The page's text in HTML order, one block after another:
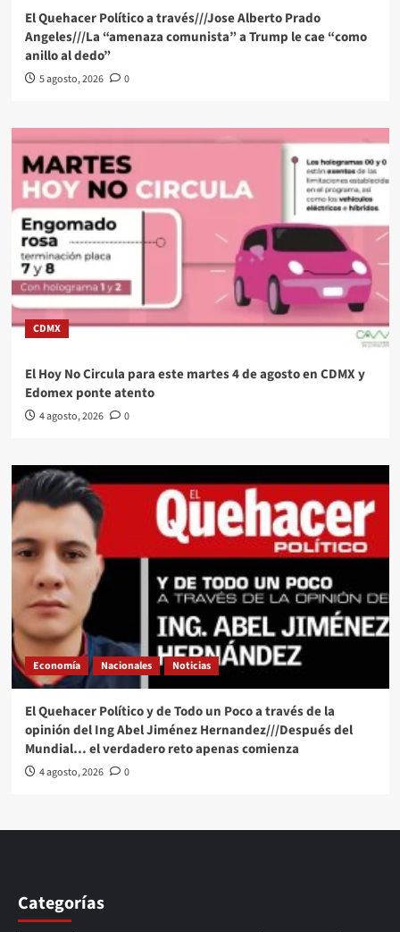
El Quehacer Político a través///Jose Alberto Prado
Angeles///La “amenaza comunista” a Trump le cae “como
anillo al dedo”
5 agosto, 2026 0
CDMX
El Hoy No Circula para este martes 4 de agosto en CDMX y
Edomex ponte atento
4 agosto, 2026 0
Economía Nacionales Noticias
El Quehacer Político y de Todo un Poco a través de la
opinión del Ing Abel Jiménez Hernandez///Después del
Mundial… el verdadero reto apenas comienza
4 agosto, 2026 0
Categorías